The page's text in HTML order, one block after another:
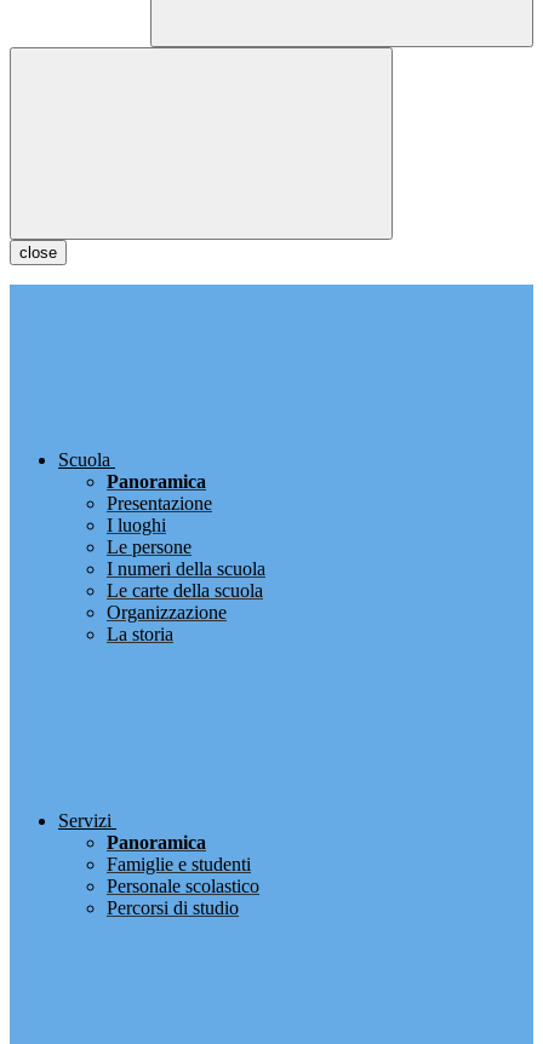
close
Scuola
Panoramica
Presentazione
I luoghi
Le persone
I numeri della scuola
Le carte della scuola
Organizzazione
La storia
Servizi
Panoramica
Famiglie e studenti
Personale scolastico
Percorsi di studio